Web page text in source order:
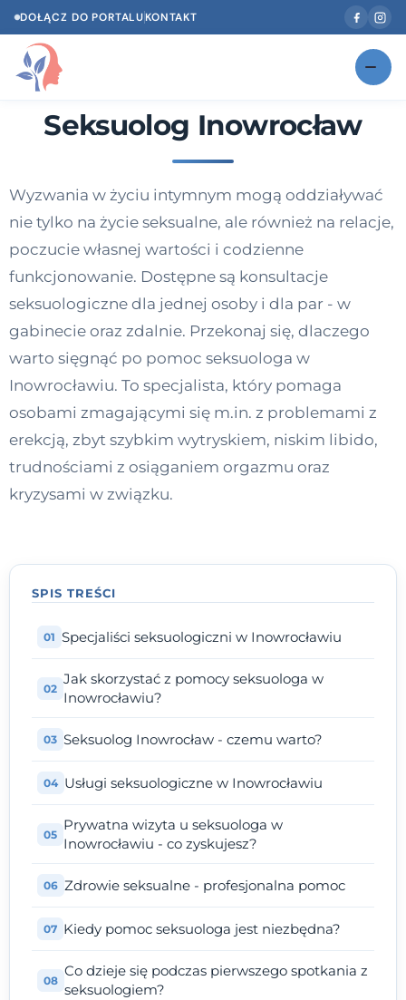
DOŁĄCZ DO PORTALUKONTAKT
Znajdź swojego specjalistęNOWOŚĆ
Według specjalizacji
Diagnozy psychologiczne
Testy psychologiczne
Dawka wiedzy
Kontakt
Dołącz do portalu
Seksuolog Inowrocław
Wyzwania w życiu intymnym mogą oddziaływać
nie tylko na życie seksualne, ale również na relacje,
poczucie własnej wartości i codzienne
funkcjonowanie. Dostępne są konsultacje
seksuologiczne dla jednej osoby i dla par - w
gabinecie oraz zdalnie. Przekonaj się, dlaczego
warto sięgnąć po pomoc seksuologa w
Inowrocławiu. To specjalista, który pomaga
osobami zmagającymi się m.in. z problemami z
erekcją, zbyt szybkim wytryskiem, niskim libido,
trudnościami z osiąganiem orgazmu oraz
kryzysami w związku.
SPIS TREŚCI
Specjaliści seksuologiczni w Inowrocławiu
Jak skorzystać z pomocy seksuologa w
Inowrocławiu?
Seksuolog Inowrocław - czemu warto?
Usługi seksuologiczne w Inowrocławiu
Prywatna wizyta u seksuologa w
Inowrocławiu - co zyskujesz?
Zdrowie seksualne - profesjonalna pomoc
Kiedy pomoc seksuologa jest niezbędna?
Co dzieje się podczas pierwszego spotkania z
seksuologiem?